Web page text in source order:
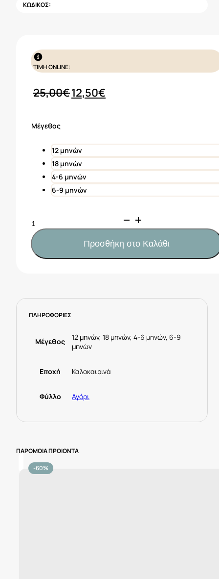
ΚΩΔΙΚΟΣ:
ΤΙΜΗ ONLINE:
25,00€Original
12,50€
Μέγεθος
12 μηνών
18 μηνών
4-6 μηνών
6-9 μηνών
Mayoral
Πουκάμισο
μακρυμάνικο
παπιγιόν
νεογέννητο
Μπέζ
Προσθήκη στο Καλάθι
ΠΛΗΡΟΦΟΡΙΕΣ
Μέγεθος
12 μηνών, 18 μηνών, 4-6 μηνών, 6-9
μηνών
Εποχή Καλοκαιρινά
Φύλλο Αγόρι
ΠΑΡΟΜΟΙΑ ΠΡΟΙΟΝΤΑ
-60%